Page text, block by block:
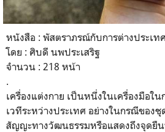
หนังสือ : พัสตราภรณ์กับการต่างประเท
โดย : ศิบดี นพประเสริฐ
จำนวน : 218 หน้า
.
เครื่องแต่งกาย เป็นหนึ่งในเครื่องมือใ
เวทีระหว่างประเทศ อย่างในกรณีของ
สัญญะทางวัฒนธรรมหรือแสดงถึงจุดยืน